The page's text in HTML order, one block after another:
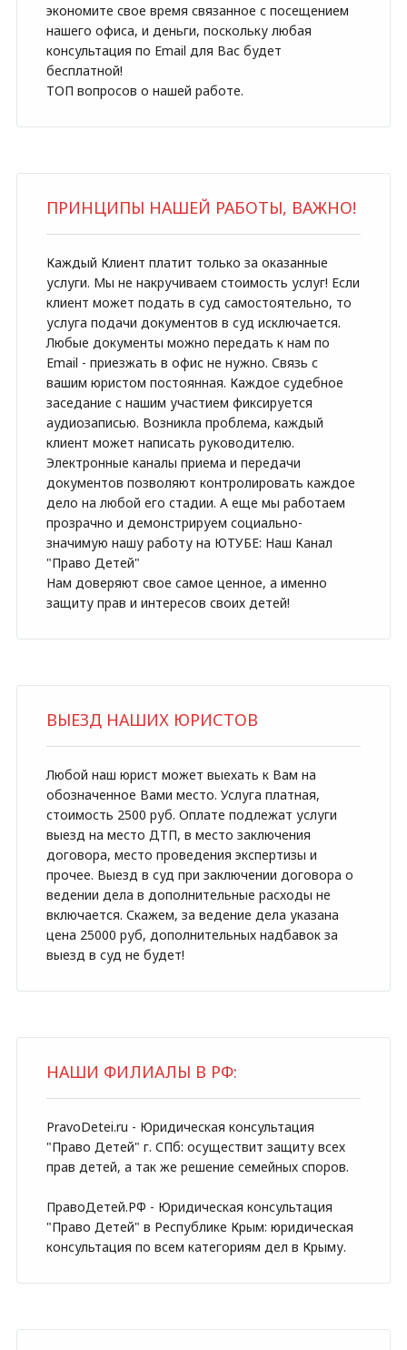
экономите свое время связанное с посещением
нашего офиса, и деньги, поскольку любая
консультация по Email для Вас будет
бесплатной!
ТОП вопросов о нашей работе.
ПРИНЦИПЫ НАШЕЙ РАБОТЫ, ВАЖНО!
Каждый Клиент платит только за оказанные
услуги. Мы не накручиваем стоимость услуг! Если
клиент может подать в суд самостоятельно, то
услуга подачи документов в суд исключается.
Любые документы можно передать к нам по
Email - приезжать в офис не нужно. Связь с
вашим юристом постоянная. Каждое судебное
заседание с нашим участием фиксируется
аудиозаписью. Возникла проблема, каждый
клиент может написать руководителю.
Электронные каналы приема и передачи
документов позволяют контролировать каждое
дело на любой его стадии. А еще мы работаем
прозрачно и демонстрируем социально-
значимую нашу работу на ЮТУБЕ: Наш Канал
"Право Детей"
Нам доверяют свое самое ценное, а именно
защиту прав и интересов своих детей!
ВЫЕЗД НАШИХ ЮРИСТОВ
Любой наш юрист может выехать к Вам на
обозначенное Вами место. Услуга платная,
стоимость 2500 руб. Оплате подлежат услуги
выезд на место ДТП, в место заключения
договора, место проведения экспертизы и
прочее. Выезд в суд при заключении договора о
ведении дела в дополнительные расходы не
включается. Скажем, за ведение дела указана
цена 25000 руб, дополнительных надбавок за
выезд в суд не будет!
НАШИ ФИЛИАЛЫ В РФ:
PravoDetei.ru - Юридическая консультация
"Право Детей" г. СПб: осуществит защиту всех
прав детей, а так же решение семейных споров.
ПравоДетей.РФ - Юридическая консультация
"Право Детей" в Республике Крым: юридическая
консультация по всем категориям дел в Крыму.